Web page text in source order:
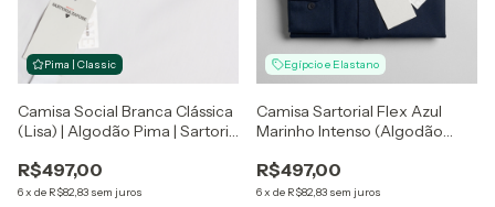
Pima | Classic
Camisa Social Branca Clássica
(Lisa) | Algodão Pima | Sartoria
R$497,00
6x de R$82,83 sem juros
Egípcio e Elastano
Camisa Sartorial Flex Azul
Marinho Intenso (Algodão
Zapone
R$497,00
6x de R$82,83 sem juros